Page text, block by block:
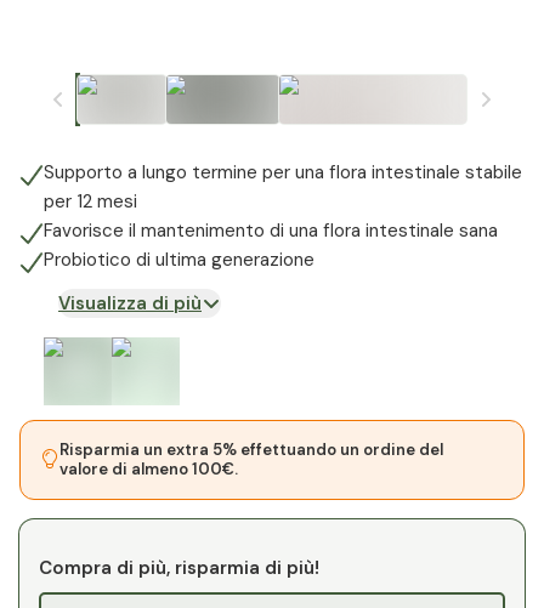
Supporto a lungo termine per una flora intestinale stabile
per 12 mesi
Favorisce il mantenimento di una flora intestinale sana
Probiotico di ultima generazione
Visualizza di più
Risparmia un extra 5% effettuando un ordine del
valore di almeno 100€.
Compra di più, risparmia di più!